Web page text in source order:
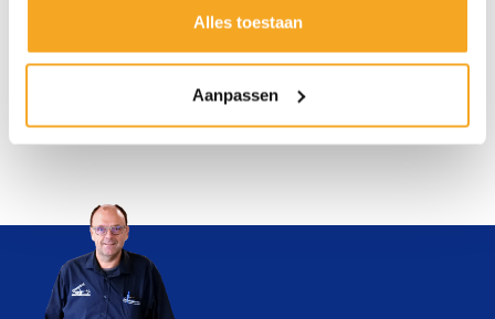
Alles toestaan
Aanpassen
u, daar kunt u op